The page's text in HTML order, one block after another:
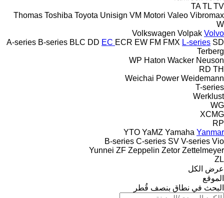
TA TL TV
Thomas Toshiba Toyota Unisign VM Motori Valeo Vibromax
W
Volkswagen Volpak Volvo
A-series B-series BLC DD EC ECR EW FM FMX L-series SD
Terberg
WP Haton Wacker Neuson
RD TH
Weichai Power Weidemann
T-series
Werklust
WG
XCMG
RP
YTO YaMZ Yamaha Yanmar
B-series C-series SV V-series Vio
Yunnei ZF Zeppelin Zetor Zettelmeyer
ZL
عرض الكل
الموقع
البحث في نطاق بنصف قُطر